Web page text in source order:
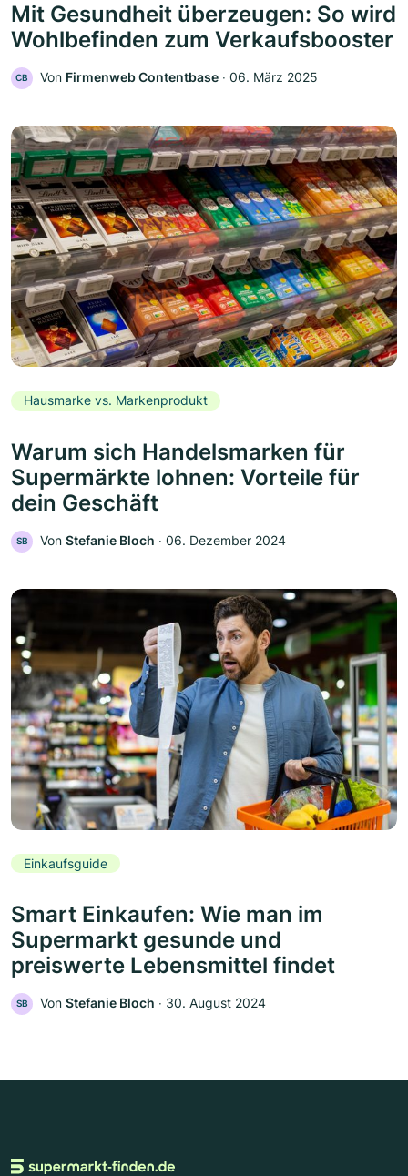
Mit Gesundheit überzeugen: So wird
Wohlbefinden zum Verkaufsbooster
CB Von Firmenweb Contentbase ‧ 06. März 2025
Hausmarke vs. Markenprodukt
Warum sich Handelsmarken für
Supermärkte lohnen: Vorteile für
dein Geschäft
SB Von Stefanie Bloch ‧ 06. Dezember 2024
Einkaufsguide
Smart Einkaufen: Wie man im
Supermarkt gesunde und
preiswerte Lebensmittel findet
SB Von Stefanie Bloch ‧ 30. August 2024